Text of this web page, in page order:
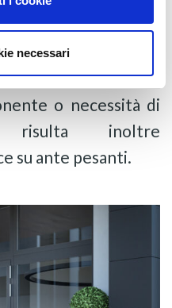
necessari
dove la
è assolutamente
porta chiusa, senza
o necessità di
risulta inoltre
su ante pesanti.